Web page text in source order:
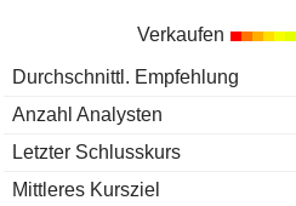
Verkaufen
Durchschnittl. Empfehlung
Anzahl Analysten
Letzter Schlusskurs
Mittleres Kursziel